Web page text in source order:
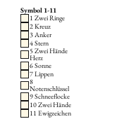
Symbol 1-11
1 Zwei Ringe
2 Kreuz
3 Anker
4 Stern
5 Zwei Hände
Herz
6 Sonne
7 Lippen
8
Notenschlüssel
9 Schneeflocke
10 Zwei Hände
11 Ewigzeichen